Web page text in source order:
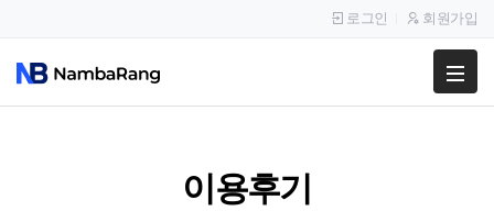
팔고
로그인 회원가입
이용후기